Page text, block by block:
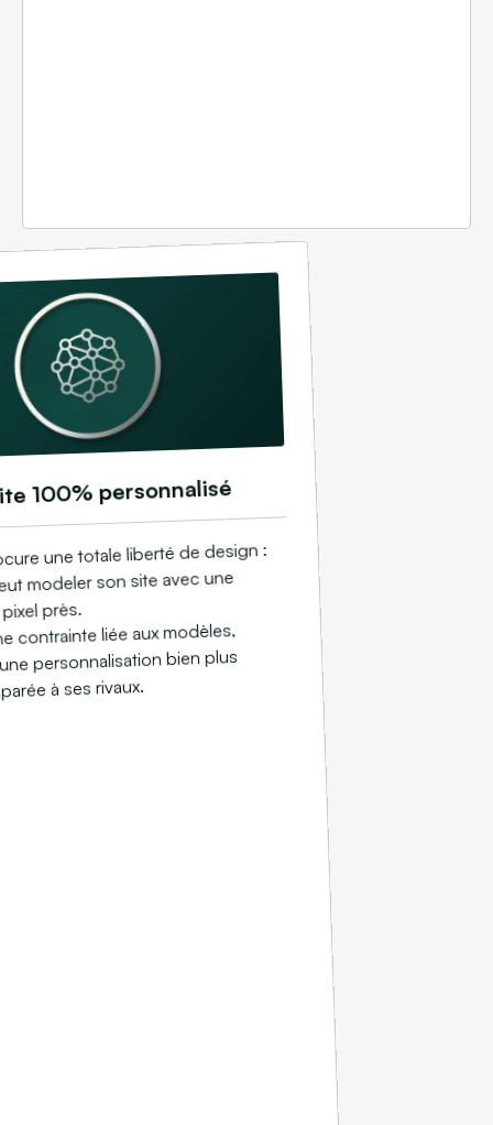
100% personnalisé
une totale liberté de design :
modeler son site avec une
près.
contrainte liée aux modèles,
personnalisation bien plus
à ses rivaux.